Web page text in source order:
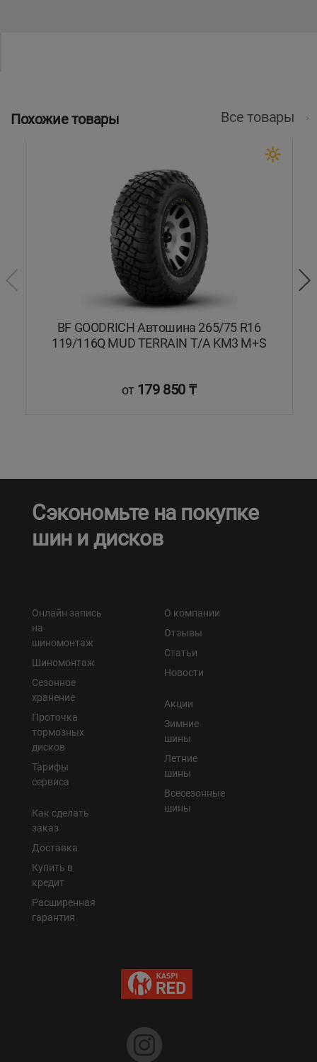
Похожие товары Все товары
BF GOODRICH Автошина 265/75 R16
119/116Q MUD TERRAIN T/A KM3 M+S
от 179 850 ₸
Сэкономьте на покупке
шин и дисков
Онлайн запись
на
шиномонтаж
Шиномонтаж
Сезонное
хранение
Проточка
тормозных
дисков
Тарифы
сервиса
Как сделать
заказ
Доставка
Купить в
кредит
Расширенная
гарантия
О компании
Отзывы
Статьи
Новости
Акции
Зимние
шины
Летние
шины
Всесезонные
шины